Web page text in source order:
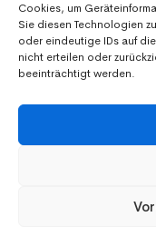
Cookies, um
Sie diesen Technologien
oder eindeutige IDs auf
nicht erteilen oder
beeinträchtigt werden.